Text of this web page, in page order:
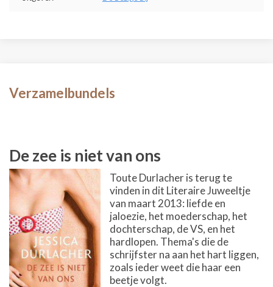
Verzamelbundels
De zee is niet van ons
Toute Durlacher is terug te
vinden in dit Literaire Juweeltje
van maart 2013: liefde en
jaloezie, het moederschap, het
dochterschap, de VS, en het
hardlopen. Thema's die de
schrijfster na aan het hart liggen,
zoals ieder weet die haar een
beetje volgt.